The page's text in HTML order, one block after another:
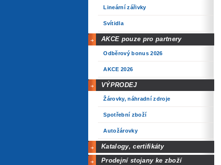
Lineární zářivky
Svítidla
AKCE pouze pro partnery
Odběrový bonus 2026
AKCE 2026
VÝPRODEJ
Žárovky, náhradní zdroje
Spotřební zboží
Autožárovky
Katalogy, certifikáty
Prodejní stojany ke zboží